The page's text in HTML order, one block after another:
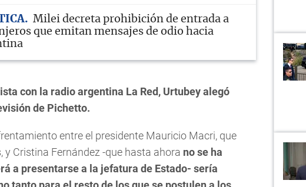
Milei decreta prohibición de entrada a
que emitan mensajes de odio hacia
con la radio argentina La Red, Urtubey alegó
de Pichetto.
entre el presidente Mauricio Macri, que
y Cristina Fernández -que hasta ahora no se ha
a presentarse a la jefatura de Estado- sería